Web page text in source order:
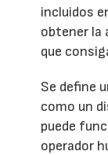
incluidos
obtener la
que
Se define
como un
puede
operador